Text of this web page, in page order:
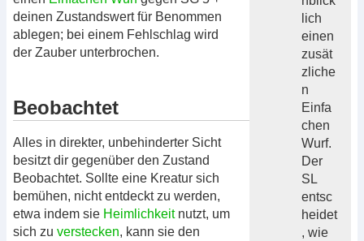
lich
einen
zusät
zliche
n
Einfa
chen
Wurf.
Der
SL
entsc
heidet
, wie
deinen Zustandswert für Benommen
ablegen; bei einem Fehlschlag wird
der Zauber unterbrochen.
Beobachtet
Alles in direkter, unbehinderter Sicht
besitzt dir gegenüber den Zustand
Beobachtet. Sollte eine Kreatur sich
bemühen, nicht entdeckt zu werden,
etwa indem sie Heimlichkeitnutzt, um
sich zu verstecken, kann sie den